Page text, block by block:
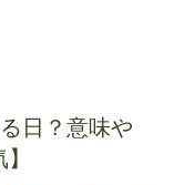
日？意味や